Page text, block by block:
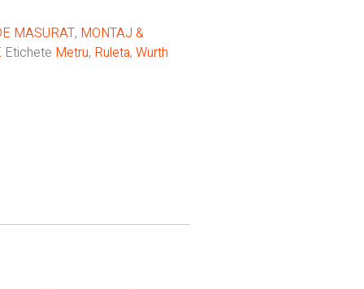
MASURAT, MONTAJ &
Etichete Metru, Ruleta, Wurth